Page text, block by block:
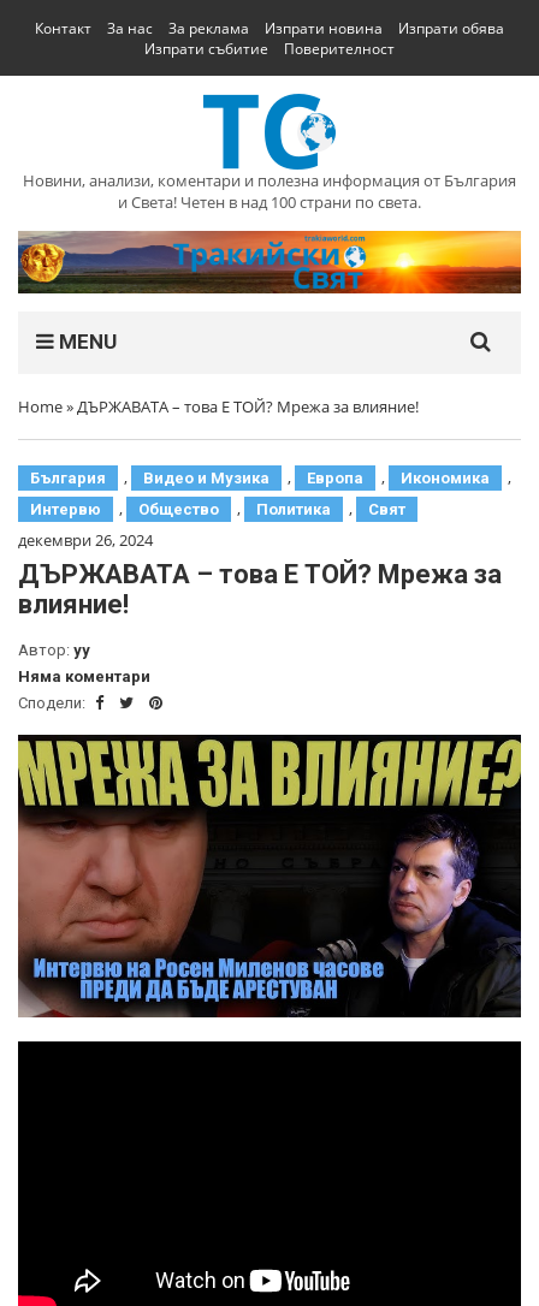
Контакт За нас За реклама Изпрати новина
Изпрати обява
Изпрати събитие
Поверителност
Новини, анализи, коментари и полезна информация от България
и Света! Четен в над 100 страни по света.
MENU
Home»ДЪРЖАВАТА – това Е ТОЙ? Мрежа за влияние!
България , Видео и Музика , Европа , Икономика ,
Интервю , Общество , Политика , Свят
декември 26, 2024
ДЪРЖАВАТА – това Е ТОЙ? Мрежа за
влияние!
Автор: yy
Няма коментари
Сподели: